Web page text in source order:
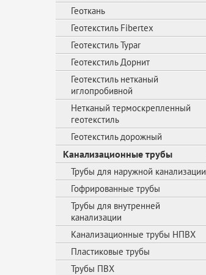
Геоткань
Геотекстиль Fibertex
Геотекстиль Typar
Геотекстиль Дорнит
Геотекстиль нетканый
иглопробивной
Нетканый термоскрепленный
геотекстиль
Геотекстиль дорожный
Канализационные трубы
Трубы для наружной канализации
Гофрированные трубы
Трубы для внутренней
канализации
Канализационные трубы НПВХ
Пластиковые трубы
Трубы ПВХ